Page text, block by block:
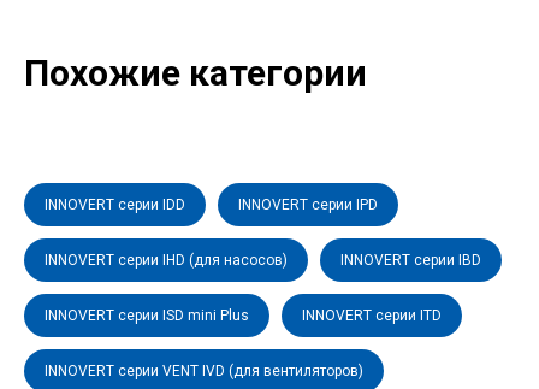
Похожие категории
INNOVERT серии IDD INNOVERT серии IPD
INNOVERT серии IHD (для насосов) INNOVERT серии IBD
INNOVERT серии ISD mini Plus INNOVERT серии ITD
INNOVERT серии VENT IVD (для вентиляторов)